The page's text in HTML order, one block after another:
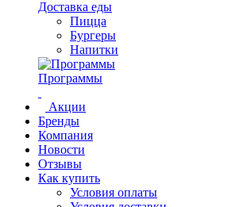
Доставка еды
Пицца
Бургеры
Напитки
Программы
Акции
Бренды
Компания
Новости
Отзывы
Как купить
Условия оплаты